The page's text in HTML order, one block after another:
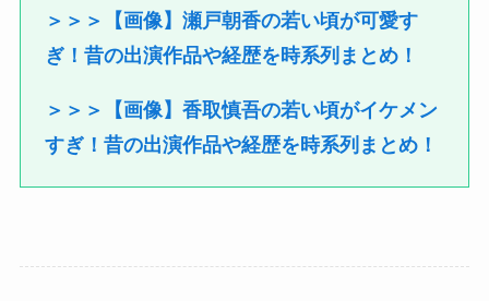
＞＞＞【画像】瀬戸朝香の若い頃が可愛す
ぎ！昔の出演作品や経歴を時系列まとめ！
＞＞＞【画像】香取慎吾の若い頃がイケメン
すぎ！昔の出演作品や経歴を時系列まとめ！